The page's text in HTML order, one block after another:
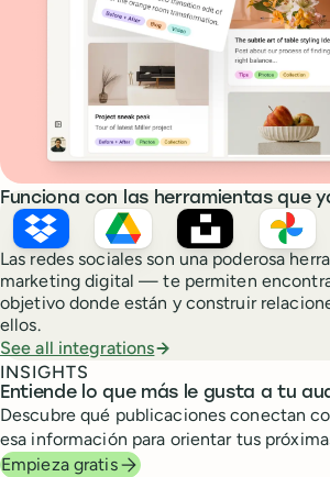
Funciona con las herramientas que
Las redes sociales son una poderosa
marketing digital — te permiten
objetivo donde están y construir
ellos.
See all integrations
Dropbox Google DriveUnsplash
INSIGHTS
Entiende lo que más le gusta a tu
Descubre qué publicaciones conectan
esa información para orientar tus
Empieza gratis